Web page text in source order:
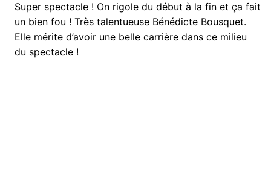
Super spectacle ! On rigole du début à la fin et ça fait
un bien fou ! Très talentueuse Bénédicte Bousquet.
Elle mérite d’avoir une belle carrière dans ce milieu
du spectacle !